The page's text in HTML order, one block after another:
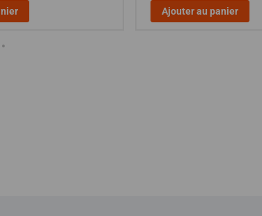
Ajouter au panier